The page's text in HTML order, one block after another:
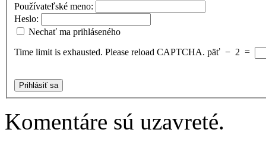
Používateľské meno:
Heslo:
Nechať ma prihláseného
Time limit is exhausted. Please reload CAPTCHA. päť − 2 =
Prihlásiť sa
Komentáre sú uzavreté.